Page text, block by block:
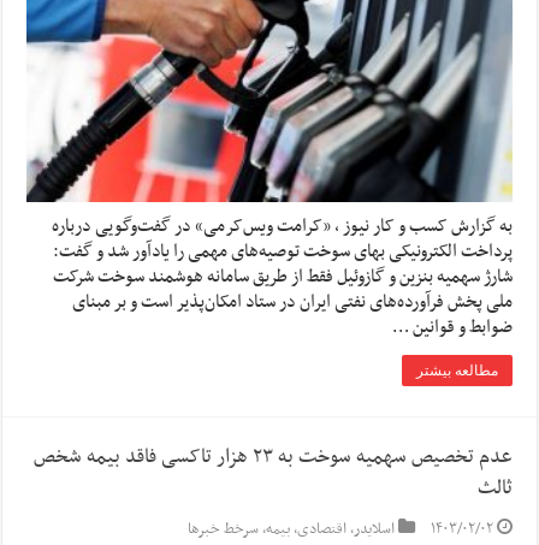
به گزارش کسب و کار نیوز ، «کرامت ویس‌کرمی» در گفت‌وگویی درباره
پرداخت الکترونیکی بهای سوخت توصیه‌های مهمی را یادآور شد و گفت:
شارژ سهمیه بنزین و گازوئیل فقط از طریق سامانه هوشمند سوخت شرکت
ملی پخش فرآورده‌های نفتی ایران در ستاد امکان‌پذیر است و بر مبنای
ضوابط و قوانین …
مطالعه بیشتر
عدم تخصیص سهمیه سوخت به ۲۳ هزار تاکسی فاقد بیمه شخص
ثالث
۱۴۰۳/۰۲/۰۲ اسلایدر,اقتصادی,بیمه,سرخط خبرها